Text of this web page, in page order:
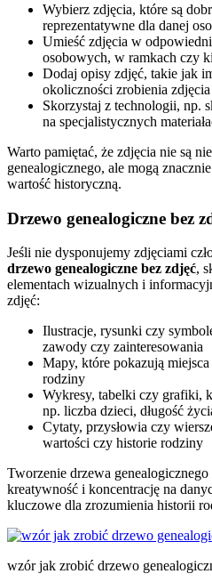
Wybierz zdjęcia, które są
reprezentatywne dla danej
Umieść zdjęcia w
osobowych, w ramkach czy
Dodaj opisy zdjęć, takie jak
okoliczności zrobienia zdjęcia
Skorzystaj z technologii, np.
na specjalistycznych
Warto pamiętać, że zdjęcia nie są
genealogicznego, ale mogą
wartość historyczną.
Drzewo genealogiczne bez
Jeśli nie dysponujemy zdjęciami
drzewo genealogiczne bez zdjęć,
elementach wizualnych i
zdjęć:
Ilustracje, rysunki czy
zawody czy zainteresowania
Mapy, które pokazują
rodziny
Wykresy, tabelki czy grafiki,
np. liczba dzieci, długość
Cytaty, przysłowia czy
wartości czy historie rodziny
Tworzenie drzewa
kreatywność i koncentrację na
kluczowe dla zrozumienia historii
wzór jak zrobić drzewo